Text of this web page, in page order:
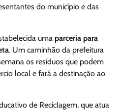
do município e das
uma parceria para
. Um caminhão da prefeitura
os resíduos que podem
local e fará a destinação ao
de Reciclagem, que atua